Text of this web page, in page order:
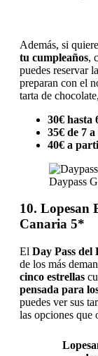
Además, si
tu cumpleaños,
puedes reservar
preparan con el
tarta de
30€ hasta
35€ de 7
40€ a
Daypass
10. Lopesan
Canaria 5*
El Day Pass del
de los más
cinco estrellas
pensada para
puedes ver sus
las opciones que